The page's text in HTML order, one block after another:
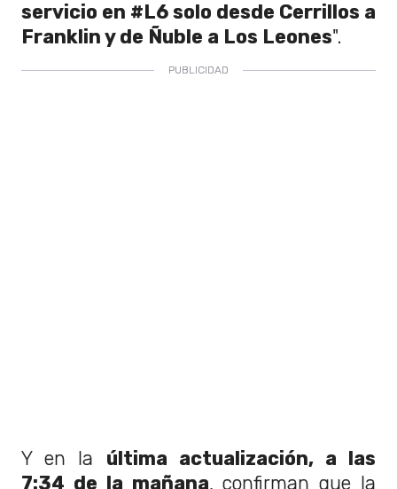
servicio en #L6 solo desde Cerrillos a
Franklin y de Ñuble a Los Leones".
Y en la última actualización, a las
7:34 de la mañana, confirman que la